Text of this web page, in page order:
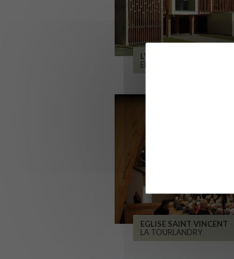
LYCÉE ALPES ET DURANCE
EMBRUN
EGLISE SAINT VINCENT
LA TOURLANDRY